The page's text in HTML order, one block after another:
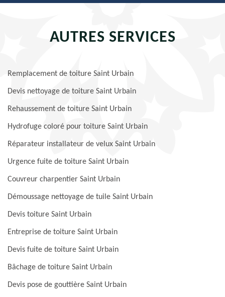
AUTRES SERVICES
Remplacement de toiture Saint Urbain
Devis nettoyage de toiture Saint Urbain
Rehaussement de toiture Saint Urbain
Hydrofuge coloré pour toiture Saint Urbain
Réparateur installateur de velux Saint Urbain
Urgence fuite de toiture Saint Urbain
Couvreur charpentier Saint Urbain
Démoussage nettoyage de tuile Saint Urbain
Devis toiture Saint Urbain
Entreprise de toiture Saint Urbain
Devis fuite de toiture Saint Urbain
Bâchage de toiture Saint Urbain
Devis pose de gouttière Saint Urbain